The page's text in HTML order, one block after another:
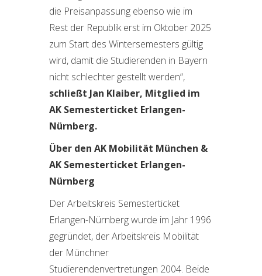
die Preisanpassung ebenso wie im
Rest der Republik erst im Oktober 2025
zum Start des Wintersemesters gültig
wird, damit die Studierenden in Bayern
nicht schlechter gestellt werden“,
schließt Jan Klaiber, Mitglied im
AK Semesterticket Erlangen-
Nürnberg.
Über den AK Mobilität München &
AK Semesterticket Erlangen-
Nürnberg
Der Arbeitskreis Semesterticket
Erlangen-Nürnberg wurde im Jahr 1996
gegründet, der Arbeitskreis Mobilität
der Münchner
Studierendenvertretungen 2004. Beide